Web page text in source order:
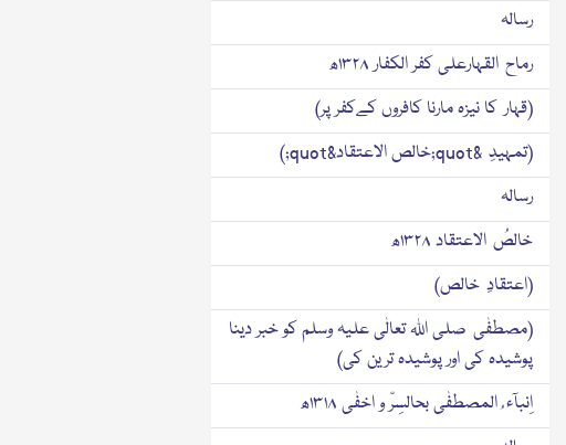
رسالہ
رماح القہارعلی کفر الکفار ۱۳۲۸ھ
(قہار کا نیزہ مارنا کافروں کےکفر پر)
(تمہیدِ &quot;خالص الاعتقاد&quot;)
رسالہ
خالصُ الاعتقاد ۱۳۲۸ھ
(اعتقادِ خالص)
(مصطفٰی صلی اﷲ تعالٰی علیہ وسلم کو خبر دینا
پوشیدہ کی اور پوشیدہ ترین کی)
اِنبآء ُ المصطفٰی بحالسِرّ و اخفٰی ۱۳۱۸ھ